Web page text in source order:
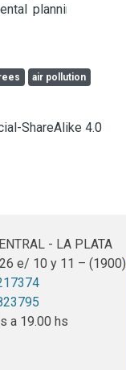
planning and
air pollution
ShareAlike 4.0
- LA PLATA
e/ 10 y 11 – (1900)
a 19.00 hs